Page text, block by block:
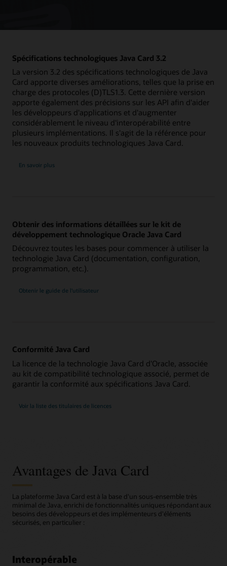
Spécifications technologiques Java Card 3.2
La version 3.2 des spécifications technologiques de Java
Card apporte diverses améliorations, telles que la prise en
charge des protocoles (D)TLS1.3. Cette dernière version
apporte également des précisions sur les API afin d'aider
les développeurs d'applications et d'augmenter
considérablement le niveau d'interopérabilité entre
plusieurs implémentations. Il s'agit de la référence pour
les nouveaux produits technologiques Java Card.
En savoir plus
Obtenir des informations détaillées sur le kit de
développement technologique Oracle Java Card
Découvrez toutes les bases pour commencer à utiliser la
technologie Java Card (documentation, configuration,
programmation, etc.).
Obtenir le guide de l'utilisateur
Conformité Java Card
La licence de la technologie Java Card d'Oracle, associée
au kit de compatibilité technologique associé, permet de
garantir la conformité aux spécifications Java Card.
Voir la liste des titulaires de licences
Avantages de Java Card
La plateforme Java Card est à la base d'un sous-ensemble très
minimal de Java, enrichi de fonctionnalités uniques répondant aux
besoins des développeurs et des implémenteurs d'éléments
sécurisés, en particulier :
Interopérable